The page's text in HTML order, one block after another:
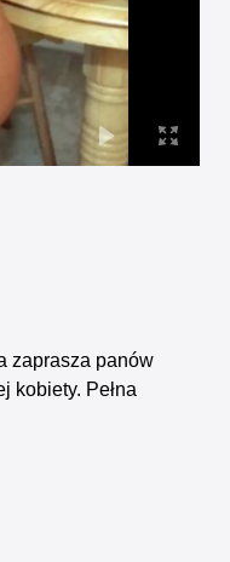
zaprasza panów
kobiety. Pełna